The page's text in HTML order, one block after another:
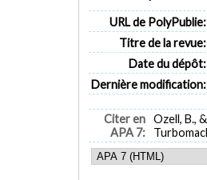
URL de PolyPublie:
Titre de la revue:
Date du dépôt:
Dernière modification:
Citer en
APA 7:
Ozell, B.,